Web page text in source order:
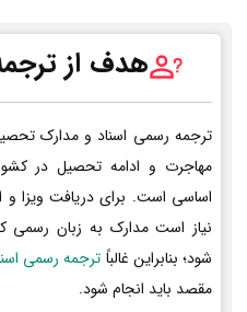
هدف از
ترجمه رسمی اسناد و مدارک
مهاجرت و ادامه تحصیل در
اساسی است. برای دریافت ویزا و
نیاز است مدارک به زبان
شود؛ بنابراین غالباً ترجمه رسمی
مقصد باید انجام شود.